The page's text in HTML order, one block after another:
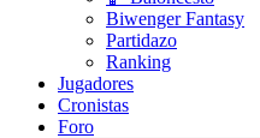
Biwenger Fantasy
Partidazo
Ranking
Jugadores
Cronistas
Foro